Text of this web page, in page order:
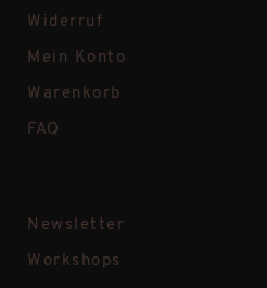
Widerruf
Mein Konto
Warenkorb
FAQ
Newsletter
Workshops